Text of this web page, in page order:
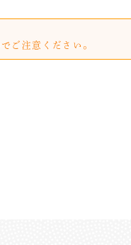
ご注意ください。